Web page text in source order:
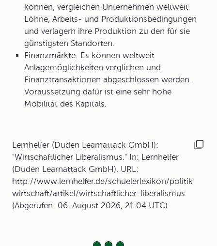
können, vergleichen Unternehmen weltweit
Löhne, Arbeits- und Produktionsbedingungen
und verlagern ihre Produktion zu den für sie
günstigsten Standorten.
Finanzmärkte: Es können weltweit
Anlagemöglichkeiten verglichen und
Finanztransaktionen abgeschlossen werden.
Voraussetzung dafür ist eine sehr hohe
Mobilität des Kapitals.
Lernhelfer (Duden Learnattack GmbH):
"Wirtschaftlicher Liberalismus." In: Lernhelfer
(Duden Learnattack GmbH). URL:
http://www.lernhelfer.de/schuelerlexikon/politik
wirtschaft/artikel/wirtschaftlicher-liberalismus
(Abgerufen: 06. August 2026, 21:04 UTC)